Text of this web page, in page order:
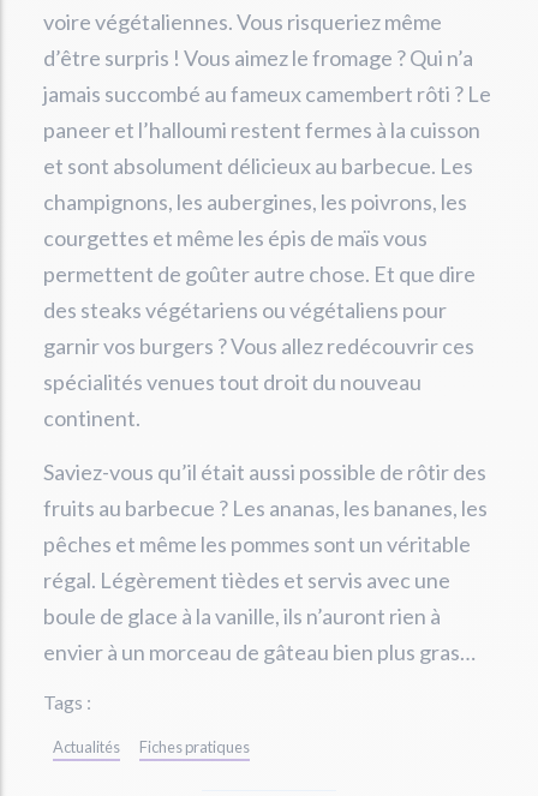
voire végétaliennes. Vous risqueriez même
d’être surpris ! Vous aimez le fromage ? Qui n’a
jamais succombé au fameux camembert rôti ? Le
paneer et l’halloumi restent fermes à la cuisson
et sont absolument délicieux au barbecue. Les
champignons, les aubergines, les poivrons, les
courgettes et même les épis de maïs vous
permettent de goûter autre chose. Et que dire
des steaks végétariens ou végétaliens pour
garnir vos burgers ? Vous allez redécouvrir ces
spécialités venues tout droit du nouveau
continent.
Saviez-vous qu’il était aussi possible de rôtir des
fruits au barbecue ? Les ananas, les bananes, les
pêches et même les pommes sont un véritable
régal. Légèrement tièdes et servis avec une
boule de glace à la vanille, ils n’auront rien à
envier à un morceau de gâteau bien plus gras…
Tags :
Actualités Fiches pratiques